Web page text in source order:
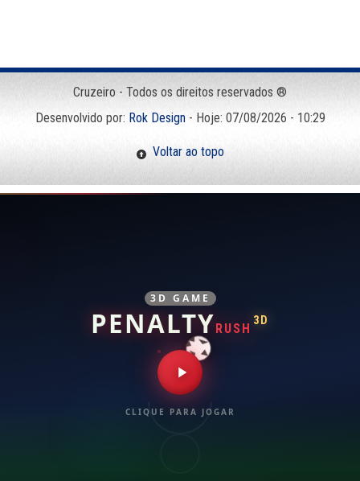
Cruzeiro - Todos os direitos reservados ®
Desenvolvido por: Rok Design- Hoje: 07/08/2026 - 10:29
Voltar ao topo
3D GAME
PENALTYRUSH
3D
CLIQUE PARA JOGAR